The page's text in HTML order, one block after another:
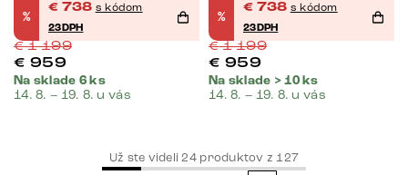
%
€ 738 s kódom
23DPH
€1 199
€ 959
Na sklade 6 ks
14. 8. – 19. 8. u vás
%
€ 738 s kódom
23DPH
€1 199
€ 959
Na sklade > 10 ks
14. 8. – 19. 8. u vás
Už ste videli24 produktov z127